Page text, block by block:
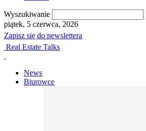
Wyszukiwanie
piątek, 5 czerwca, 2026
Zapisz się do newslettera
Real Estate Talks
News
Biurowce